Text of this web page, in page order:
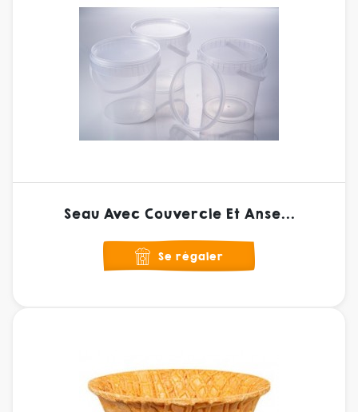
Seau Avec Couvercle Et Anse...
Se régaler